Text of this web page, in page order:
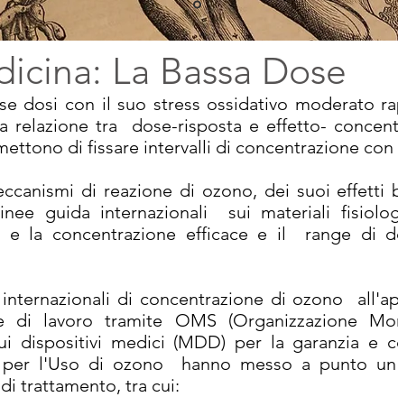
La Bassa Dose
dosi con il suo stress ossidativo moderato
relazione tra dose-risposta e effetto-
di fissare intervalli di concentrazione
di reazione di ozono, dei suoi effetti
guida internazionali sui materiali
e la concentrazione efficace e il range di
di concentrazione di ozono
di lavoro tramite OMS (Organizzazione
dispositivi medici (MDD) per la garanzia e
per l'Uso di ozono hanno messo a punto
trattamento, tra cui: